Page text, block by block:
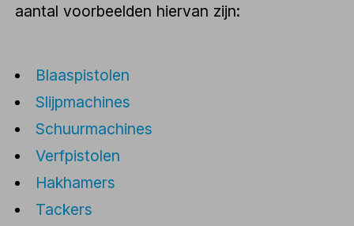
aantal voorbeelden hiervan zijn:
Blaaspistolen
Slijpmachines
Schuurmachines
Verfpistolen
Hakhamers
Tackers